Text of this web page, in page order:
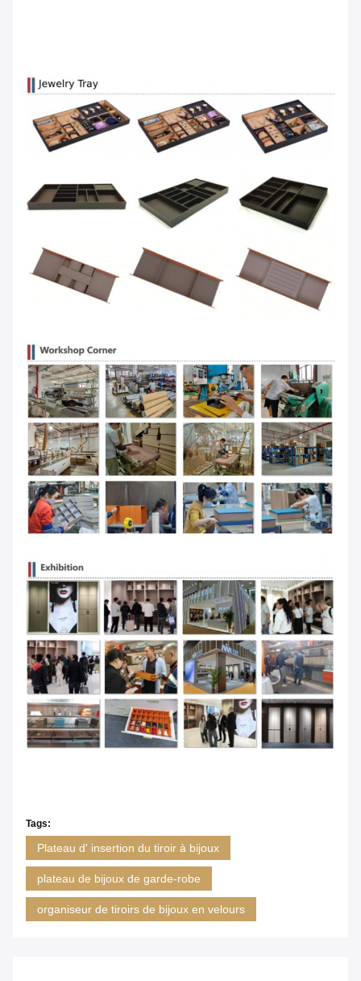
Tags:
Plateau d' insertion du tiroir à bijoux
plateau de bijoux de garde-robe
organiseur de tiroirs de bijoux en velours